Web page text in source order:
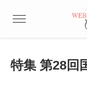
特集 第28回